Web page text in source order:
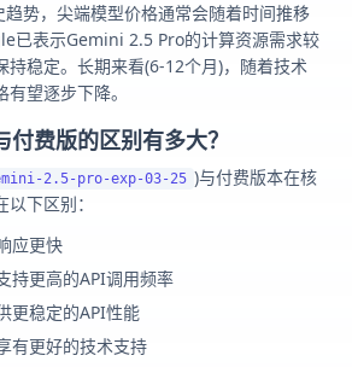
势，尖端模型价格通常会随着时间推移
已表示Gemini 2.5 Pro的计算资源需求较
持稳定。长期来看(6-12个月)，随着技术
望逐步下降。
费版的区别有多大？
2.5-pro-exp-03-25 )与付费版本在核
下区别：
应更快
持更高的API调用频率
更稳定的API性能
有更好的技术支持